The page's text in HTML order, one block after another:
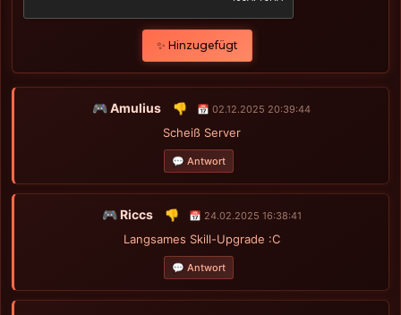
✨ Hinzugefügt
🎮 Amulius 👎 📅 02.12.2025 20:39:44
Scheiß Server
💬 Antwort
🎮 Riccs 👎 📅 24.02.2025 16:38:41
Langsames Skill-Upgrade :C
💬 Antwort